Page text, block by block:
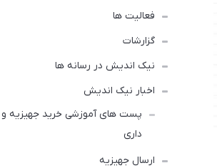
فعالیت ها
گزارشات
نیک اندیش در رسانه ها
اخبار نیک اندیش
پست های آموزشی خرید جهیزیه
داری
ارسال جهیزیه